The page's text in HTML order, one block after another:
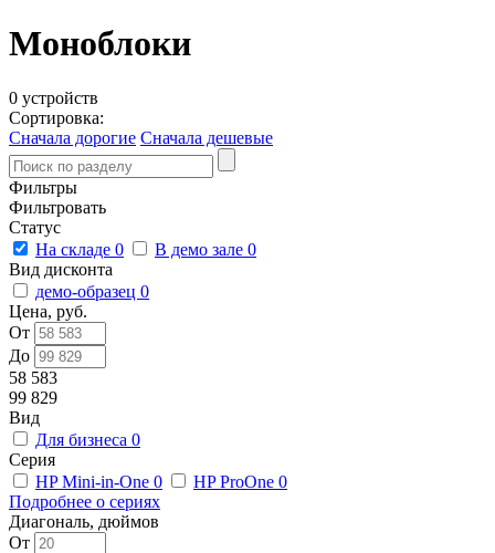
Моноблоки
0 устройств
Сортировка:
Сначала дорогие Сначала дешевые
Фильтры
Фильтровать
Статус
На складе 0 В демо зале 0
Вид дисконта
демо-образец 0
Цена, руб.
От
До
58 583
99 829
Вид
Для бизнеса 0
Серия
HP Mini-in-One 0 HP ProOne 0
Подробнее о сериях
Диагональ, дюймов
От